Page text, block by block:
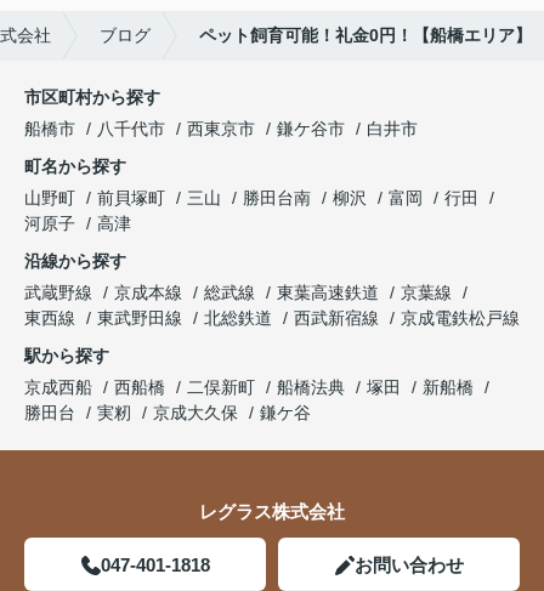
会社 ブログ ペット飼育可能！礼金0円！【船橋エリア】
市区町村から探す
船橋市
八千代市 西東京市 鎌ケ谷市
白井市
町名から探す
山野町
前貝塚町 三山 勝田台南 柳沢 富岡
行田
河原子
高津
沿線から探す
武蔵野線
京成本線 総武線 東葉高速鉄道
京葉線
東西線
東武野田線 北総鉄道 西武新宿線
京成電鉄松戸線
駅から探す
京成西船
西船橋 二俣新町 船橋法典 塚田
新船橋
勝田台
実籾 京成大久保 鎌ケ谷
レグラス株式会社
047-401-1818 お問い合わせ